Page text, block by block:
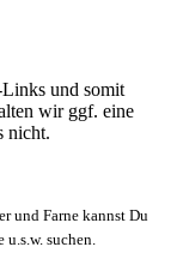
und somit
wir ggf. eine
nicht.
und Farne kannst Du
suchen.